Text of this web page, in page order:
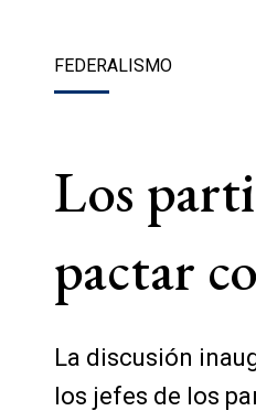
FEDERALISMO
Los
pactar
La discusión
los jefes de los